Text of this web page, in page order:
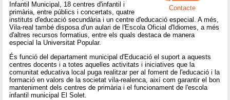
Contacte
Infantil Municipal, 18 centres d'infantil i
primària, entre públics i concertats, quatre
instituts d'educació secundària i un centre d'educació especial. A més,
Vila-real també disposa d'un aulari de l'Escola Oficial d'Idiomes, a més
d'altres recursos formatius, entre els quals destaca de manera
especial la Universitat Popular.
És funció del departament municipal d'Educació el suport a aquests
centres docents i a totes aquelles activitats i iniciatives que la
comunitat educativa local puga realitzar per al foment de l'educació i la
formació en valors de la societat vila-realenca, així com garantir el bon
manteniment dels centres de primària i el funcionament de l'escola
infantil municipal El Solet.